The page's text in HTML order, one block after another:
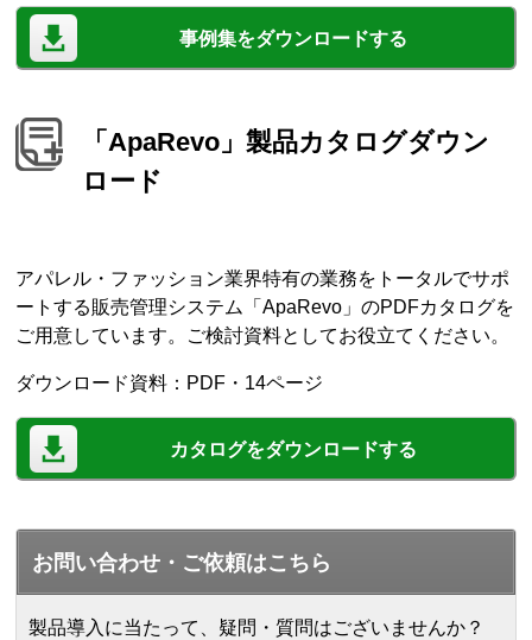
事例集をダウンロードする
「ApaRevo」製品カタログダウン
ロード
アパレル・ファッション業界特有の業務をトータルでサポ
ートする販売管理システム「ApaRevo」のPDFカタログを
ご用意しています。ご検討資料としてお役立てください。
ダウンロード資料：PDF・14ページ
カタログをダウンロードする
お問い合わせ・ご依頼はこちら
製品導入に当たって、疑問・質問はございませんか？